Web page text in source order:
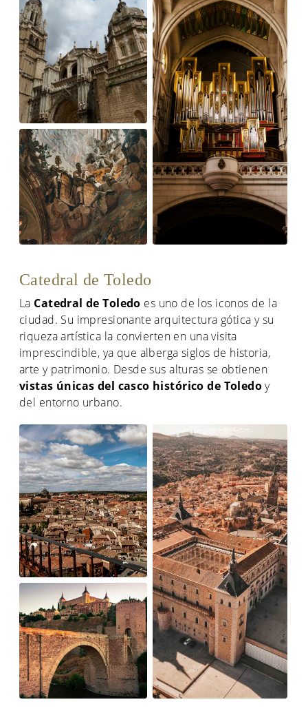
Catedral de Toledo
La Catedral de Toledo es uno de los iconos de la
ciudad. Su impresionante arquitectura gótica y su
riqueza artística la convierten en una visita
imprescindible, ya que alberga siglos de historia,
arte y patrimonio. Desde sus alturas se obtienen
vistas únicas del casco histórico de Toledoy
del entorno urbano.